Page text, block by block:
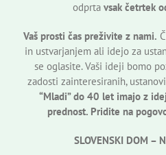
odprta vsak četrtek
Vaš prosti čas preživite z nami.
in ustvarjanjem ali idejo za
se oglasite. Vaši ideji bomo
zadosti zainteresiranih,
“Mladi” do 40 let imajo z
prednost. Pridite na
SLOVENSKI DOM –